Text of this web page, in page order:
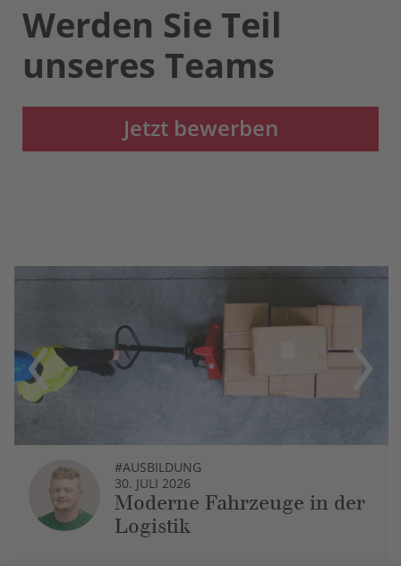
Werden Sie Teil
unseres Teams
Jetzt bewerben
Previous
#AUSBILDUNG
30. JULI 2026
Moderne Fahrzeuge in der
Logistik
Next